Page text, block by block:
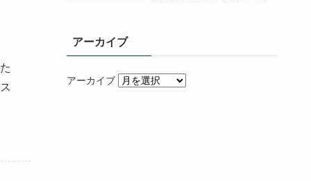
アーカイブ
アーカイブ